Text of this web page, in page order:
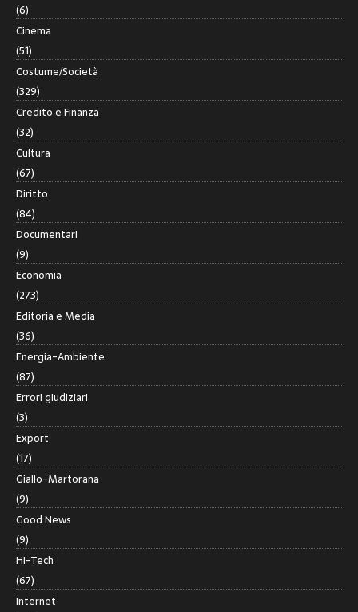
(6)
Cinema
(51)
Costume/Società
(329)
Credito e Finanza
(32)
Cultura
(67)
Diritto
(84)
Documentari
(9)
Economia
(273)
Editoria e Media
(36)
Energia-Ambiente
(87)
Errori giudiziari
(3)
Export
(17)
Giallo-Martorana
(9)
Good News
(9)
Hi-Tech
(67)
Internet